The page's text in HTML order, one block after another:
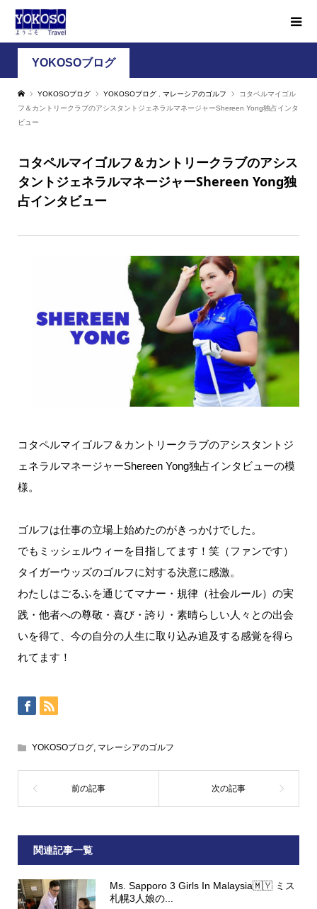
YOKOSOブログ
YOKOSOブログ YOKOSOブログ マレーシアのゴルフ
コタペルマイゴル
フ＆カントリークラブのアシスタントジェネラルマネージャーShereen Yong独占インタ
ビュー
コタペルマイゴルフ＆カントリークラブのアシス
タントジェネラルマネージャーShereen Yong独
占インタビュー
コタペルマイゴルフ＆カントリークラブのアシスタントジ
ェネラルマネージャーShereen Yong独占インタビューの模
様。
ゴルフは仕事の立場上始めたのがきっかけでした。
でもミッシェルウィーを目指してます！笑（ファンです）
タイガーウッズのゴルフに対する決意に感激。
わたしはごるふを通じてマナー・規律（社会ルール）の実
践・他者への尊敬・喜び・誇り・素晴らしい人々との出会
いを得て、今の自分の人生に取り込み追及する感覚を得ら
れてます！
YOKOSOブログ, マレーシアのゴルフ
関連記事一覧
Ms. Sapporo 3 Girls In Malaysia🇲🇾 ミス
札幌3人娘の...